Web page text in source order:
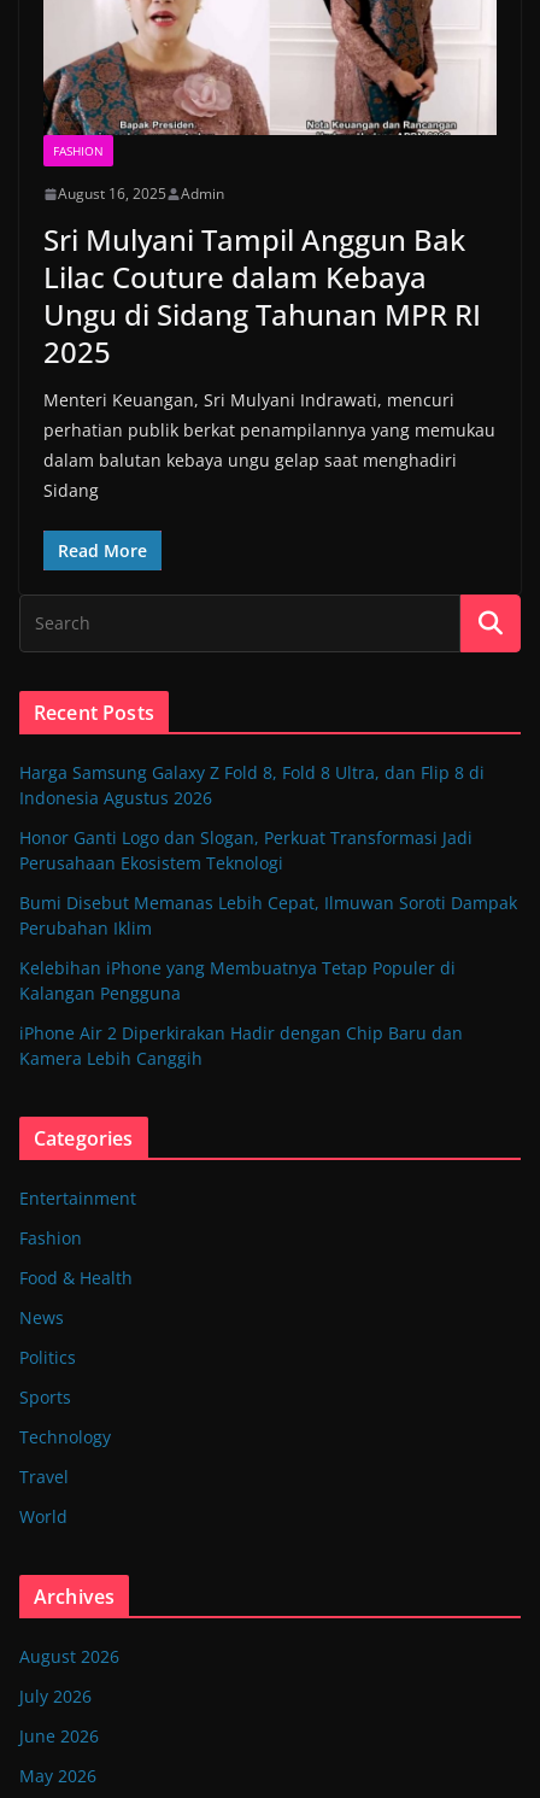
FASHION
August 16, 2025 Admin
Sri Mulyani Tampil Anggun Bak
Lilac Couture dalam Kebaya
Ungu di Sidang Tahunan MPR RI
2025
Menteri Keuangan, Sri Mulyani Indrawati, mencuri
perhatian publik berkat penampilannya yang memukau
dalam balutan kebaya ungu gelap saat menghadiri
Sidang
Read More
Recent Posts
Harga Samsung Galaxy Z Fold 8, Fold 8 Ultra, dan Flip 8 di
Indonesia Agustus 2026
Honor Ganti Logo dan Slogan, Perkuat Transformasi Jadi
Perusahaan Ekosistem Teknologi
Bumi Disebut Memanas Lebih Cepat, Ilmuwan Soroti Dampak
Perubahan Iklim
Kelebihan iPhone yang Membuatnya Tetap Populer di
Kalangan Pengguna
iPhone Air 2 Diperkirakan Hadir dengan Chip Baru dan
Kamera Lebih Canggih
Categories
Entertainment
Fashion
Food & Health
News
Politics
Sports
Technology
Travel
World
Archives
August 2026
July 2026
June 2026
May 2026